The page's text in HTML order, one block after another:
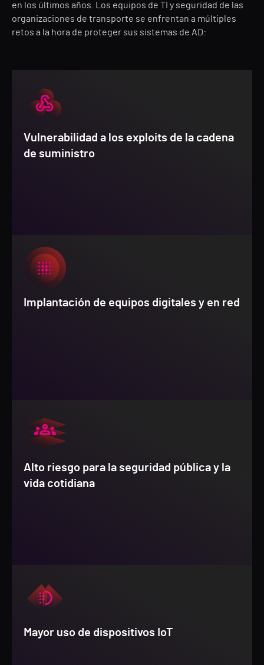
en los últimos años. Los equipos de TI y seguridad de las
organizaciones de transporte se enfrentan a múltiples
retos a la hora de proteger sus sistemas de AD:
Vulnerabilidad a los exploits de la cadena
de suministro
Implantación de equipos digitales y en red
Alto riesgo para la seguridad pública y la
vida cotidiana
Mayor uso de dispositivos IoT